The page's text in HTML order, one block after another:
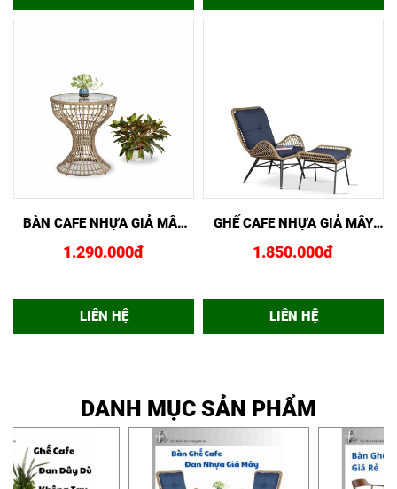
XEM NHANH MUA NGAY
BÀN CAFE NHỰA GIẢ MÂY
CUP CAO GCF02430
1.290.000đ
LIÊN HỆ
XEM NHANH MUA NGAY
GHẾ CAFE NHỰA GIẢ MÂY
TAY CONG GCF02429
1.850.000đ
LIÊN HỆ
DANH MỤC SẢN PHẨM